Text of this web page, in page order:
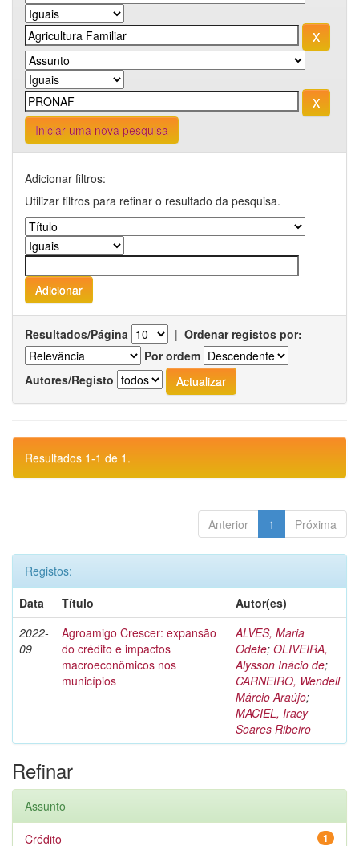
Iniciar uma nova pesquisa
Adicionar filtros:
Utilizar filtros para refinar o resultado da pesquisa.
Resultados/Página | Ordenar registos por:
Por ordem
Autores/Registo
Resultados 1-1 de 1.
Anterior 1 Próxima
Registos:
Data
Título
Autor(es)
2022-
09
Agroamigo Crescer: expansão
do crédito e impactos
macroeconômicos nos
municípios
ALVES, Maria
Odete; OLIVEIRA,
Alysson Inácio de;
CARNEIRO, Wendell
Márcio Araújo;
MACIEL, Iracy
Soares Ribeiro
Refinar
Assunto
1
Crédito